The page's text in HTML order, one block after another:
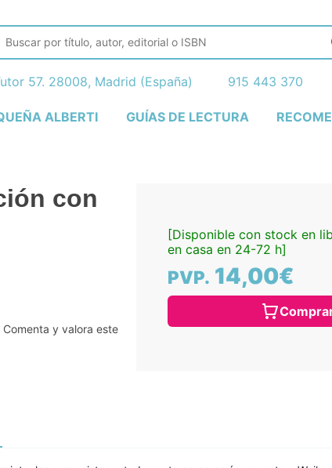
ALBERTI GUÍAS DE LECTURA
57. 28008, Madrid (España) 915 443 370
con
Comenta y valora este
[Disponible con stock en
en casa en 24-72 h]
PVP. 14,00€